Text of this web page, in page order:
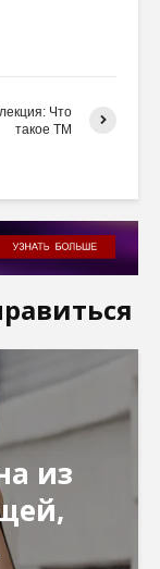
Что
такое ТМ
из